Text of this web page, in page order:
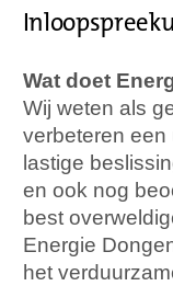
Wat doet
Wij weten als
verbeteren een
lastige
en ook nog
best
Energie
het